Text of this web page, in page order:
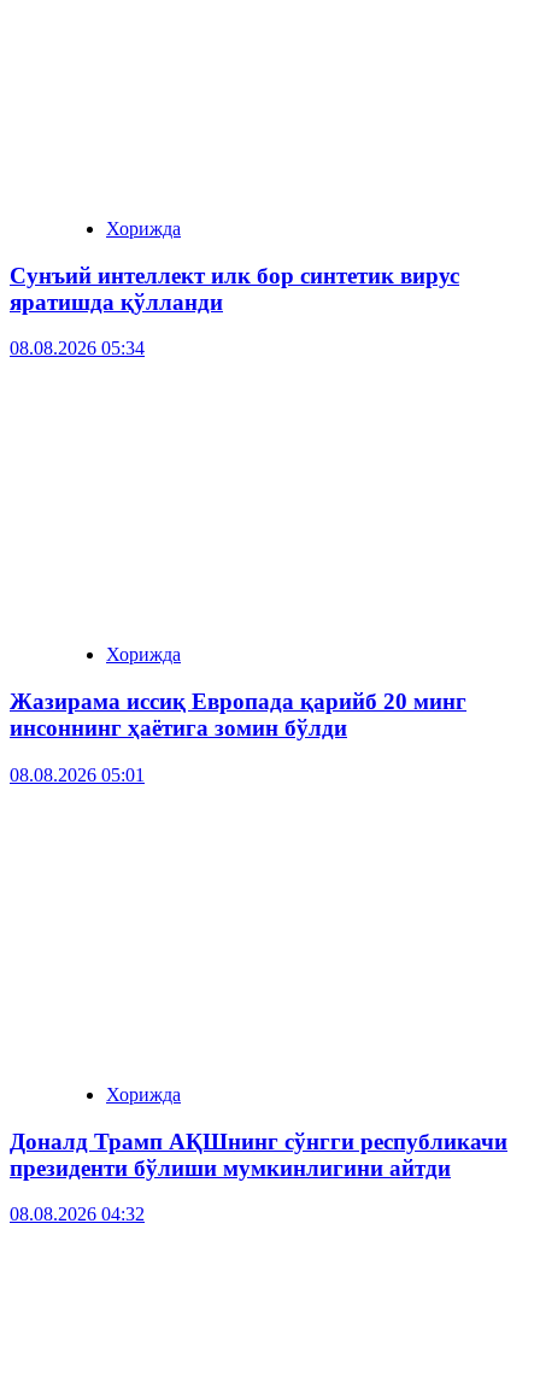
Хорижда
Сунъий интеллект илк бор синтетик вирус
яратишда қўлланди
08.08.2026 05:34
Хорижда
Жазирама иссиқ Европада қарийб 20 минг
инсоннинг ҳаётига зомин бўлди
08.08.2026 05:01
Хорижда
Доналд Трамп АҚШнинг сўнгги республикачи
президенти бўлиши мумкинлигини айтди
08.08.2026 04:32